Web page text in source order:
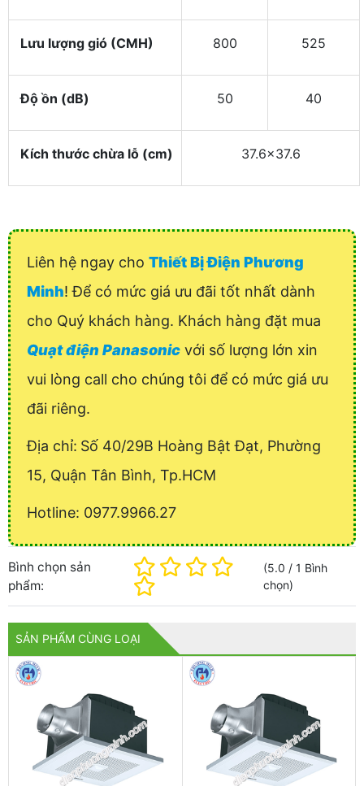
Lưu lượng gió (CMH) 800 525
Độ ồn (dB) 50 40
Kích thước chừa lỗ (cm) 37.6x37.6
Liên hệ ngay cho Thiết Bị Điện Phương
Minh! Để có mức giá ưu đãi tốt nhất dành
cho Quý khách hàng. Khách hàng đặt mua
Quạt điện Panasonic với số lượng lớn xin
vui lòng call cho chúng tôi để có mức giá ưu
đãi riêng.
Địa chỉ: Số 40/29B Hoàng Bật Đạt, Phường
15, Quận Tân Bình, Tp.HCM
Hotline: 0977.9966.27
Bình chọn sản
phẩm:
(5.0 /1 Bình
chọn)
SẢN PHẨM CÙNG LOẠI